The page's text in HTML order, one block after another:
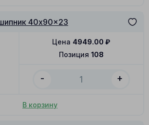
40x90x23
Позиция 108
Цена 4949.00 ₽
- +
В корзину